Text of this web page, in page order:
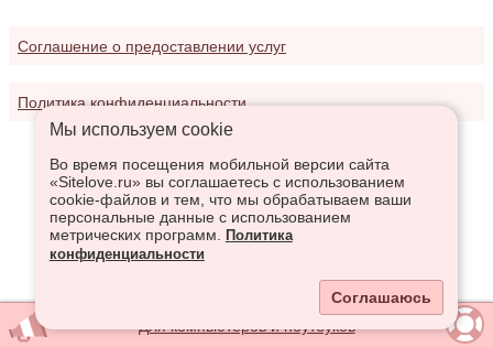
Соглашение о предоставлении услуг
Политика конфиденциальности
Мы используем сookie
Во время посещения мобильной версии сайта
«Sitelove.ru» вы соглашаетесь с использованием
cookie-файлов и тем, что мы обрабатываем ваши
персональные данные с использованием
метрических программ.
Политика
конфиденциальности
Соглашаюсь
Для компьютеров и ноутбуков